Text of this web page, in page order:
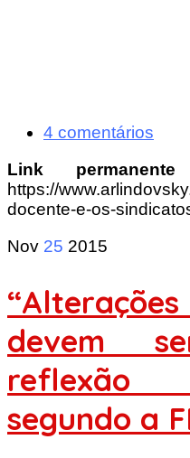
4 comentários
Link
https://
docente-e-os-
Nov 25 2015
devem
reflexão
segundo a